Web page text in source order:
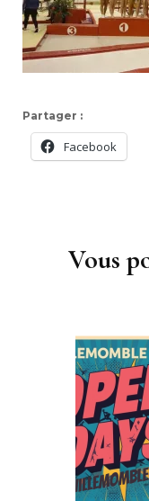
Partager :
Facebook
Vous